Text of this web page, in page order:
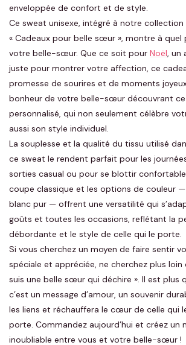
enveloppée de confort et de style.
Ce sweat unisexe, intégré à notre collection
« Cadeaux pour belle sœur », montre à quel
votre belle-sœur. Que ce soit pour Noël, un
juste pour montrer votre affection, ce
promesse de sourires et de moments
bonheur de votre belle-sœur découvrant
personnalisé, qui non seulement célèbre
aussi son style individuel.
La souplesse et la qualité du tissu utilisé
ce sweat le rendent parfait pour les
sorties casual ou pour se blottir
coupe classique et les options de couleur
blanc pur — offrent une versatilité qui
goûts et toutes les occasions, reflétant la
débordante et le style de celle qui le porte.
Si vous cherchez un moyen de faire sentir
spéciale et appréciée, ne cherchez plus loin
suis une belle sœur qui déchire ». Il est plus
c’est un message d’amour, un souvenir
les liens et réchauffera le cœur de celle qui
porte. Commandez aujourd’hui et créez un
inoubliable entre vous et votre belle-sœur !